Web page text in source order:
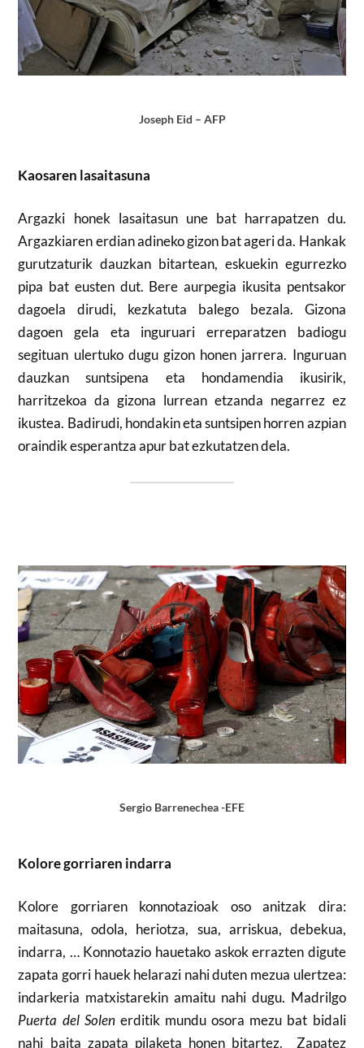
Joseph Eid – AFP
Kaosaren lasaitasuna
Argazki honek lasaitasun une bat harrapatzen du.
Argazkiaren erdian adineko gizon bat ageri da. Hankak
gurutzaturik dauzkan bitartean, eskuekin egurrezko
pipa bat eusten dut. Bere aurpegia ikusita pentsakor
dagoela dirudi, kezkatuta balego bezala. Gizona
dagoen gela eta inguruari erreparatzen badiogu
segituan ulertuko dugu gizon honen jarrera. Inguruan
dauzkan suntsipena eta hondamendia ikusirik,
harritzekoa da gizona lurrean etzanda negarrez ez
ikustea. Badirudi, hondakin eta suntsipen horren azpian
oraindik esperantza apur bat ezkutatzen dela.
Sergio Barrenechea -EFE
Kolore gorriaren indarra
Kolore gorriaren konnotazioak oso anitzak dira:
maitasuna, odola, heriotza, sua, arriskua, debekua,
indarra, … Konnotazio hauetako askok errazten digute
zapata gorri hauek helarazi nahi duten mezua ulertzea:
indarkeria matxistarekin amaitu nahi dugu. Madrilgo
Puerta del Solenerditik mundu osora mezu bat bidali
nahi baita zapata pilaketa honen bitartez. Zapatez